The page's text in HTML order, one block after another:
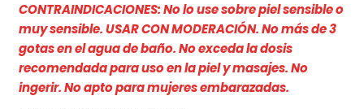
CONTRAINDICACIONES: No lo use sobre piel sensible o
muy sensible. USAR CON MODERACIÓN. No más de 3
gotas en el agua de baño. No exceda la dosis
recomendada para uso en la piel y masajes. No
ingerir. No apto para mujeres embarazadas.